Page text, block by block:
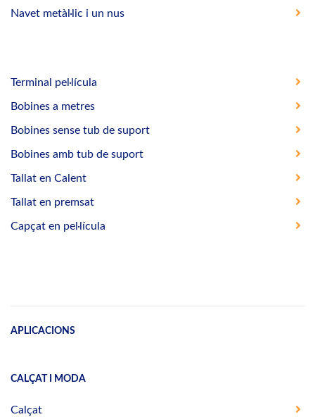
Navet metàl·lic i un nus
Terminal pel·lícula
Bobines a metres
Bobines sense tub de suport
Bobines amb tub de suport
Tallat en Calent
Tallat en premsat
Capçat en pel·lícula
APLICACIONS
CALÇAT I MODA
Calçat